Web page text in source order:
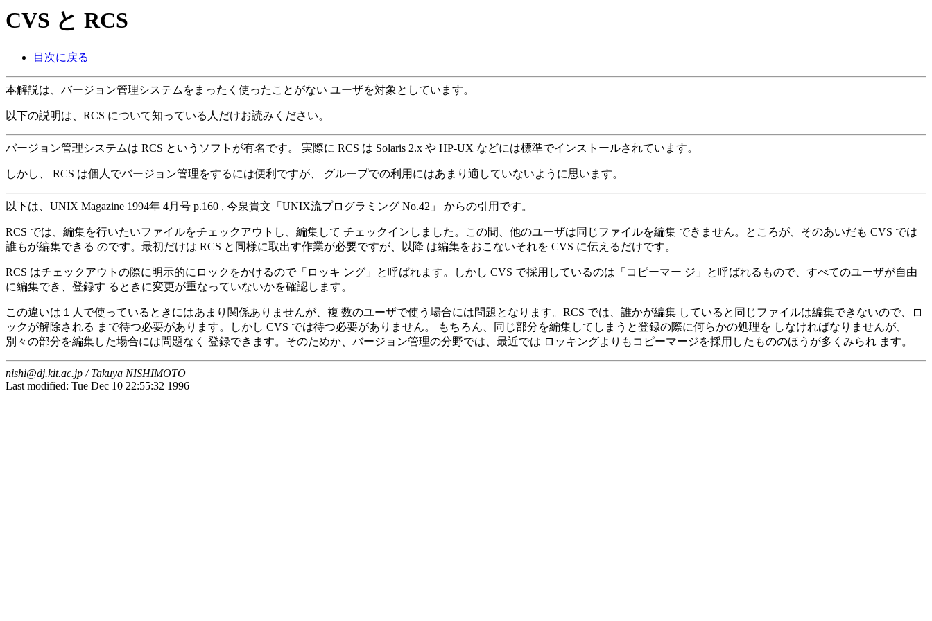
CVS と RCS
目次に戻る
本解説は、バージョン管理システムをまったく使ったことがない ユーザを対象としています。
以下の説明は、RCS について知っている人だけお読みください。
バージョン管理システムは RCS というソフトが有名です。 実際に RCS は Solaris 2.x や HP-UX などには標準でインストールされています。
しかし、 RCS は個人でバージョン管理をするには便利ですが、 グループでの利用にはあまり適していないように思います。
以下は、UNIX Magazine 1994年 4月号 p.160 , 今泉貴文「UNIX流プログラミング No.42」 からの引用です。
RCS では、編集を行いたいファイルをチェックアウトし、編集して チェックインしました。この間、他のユーザは同じファイルを編集 できません。ところが、そのあいだも CVS では
誰もが編集できる のです。最初だけは RCS と同様に取出す作業が必要ですが、以降 は編集をおこないそれを CVS に伝えるだけです。
RCS はチェックアウトの際に明示的にロックをかけるので「ロッキ ング」と呼ばれます。しかし CVS で採用しているのは「コピーマー ジ」と呼ばれるもので、すべてのユーザが自由
に編集でき、登録す るときに変更が重なっていないかを確認します。
この違いは１人で使っているときにはあまり関係ありませんが、複 数のユーザで使う場合には問題となります。RCS では、誰かが編集 していると同じファイルは編集できないので、ロ
ックが解除される まで待つ必要があります。しかし CVS では待つ必要がありません。 もちろん、同じ部分を編集してしまうと登録の際に何らかの処理を しなければなりませんが、
別々の部分を編集した場合には問題なく 登録できます。そのためか、バージョン管理の分野では、最近では ロッキングよりもコピーマージを採用したもののほうが多くみられ ます。
nishi@dj.kit.ac.jp / Takuya NISHIMOTO
Last modified: Tue Dec 10 22:55:32 1996